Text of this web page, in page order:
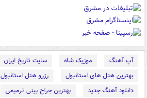
آپ آهنگ موزیک شاه
سایت تاریخ ایران
بهترین هتل های استانبول
رزرو هتل استانبول
دانلود آهنگ جدید
بهترین جراح بینی ترمیمی